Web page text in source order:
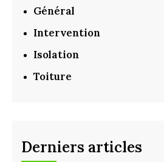
Général
Intervention
Isolation
Toiture
Derniers articles